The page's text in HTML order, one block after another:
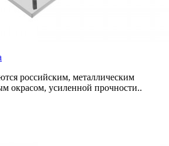
российским, металлическим
окрасом, усиленной прочности..